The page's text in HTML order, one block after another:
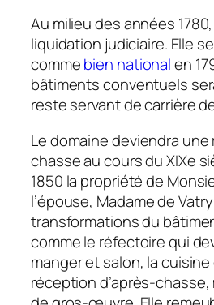
Au milieu des années
liquidation judiciaire. Elle
commebien nationalen
bâtiments conventuels
reste servant de carrière
Le domaine deviendra
chasse au cours du XIXe
1850 la propriété de
l’épouse, Madame de
transformations du
comme le réfectoire qui
manger et salon, la
réception d’après-